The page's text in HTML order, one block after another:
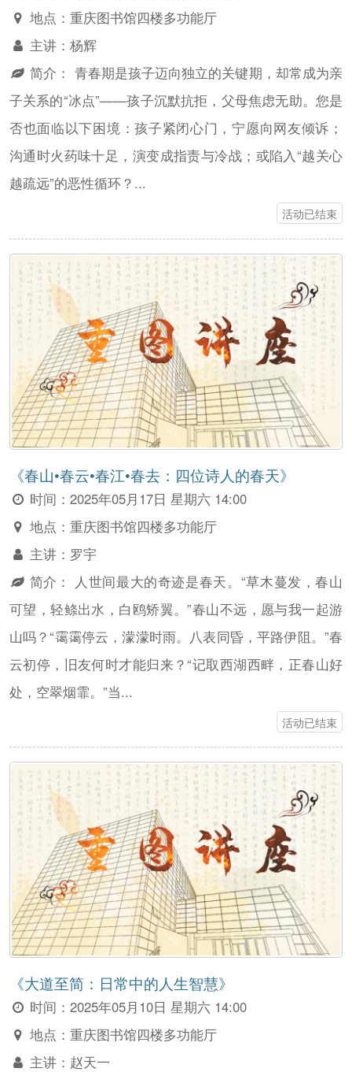
地点：重庆图书馆四楼多功能厅
主讲：杨辉
简介： 青春期是孩子迈向独立的关键期，却常成为亲
子关系的“冰点”——孩子沉默抗拒，父母焦虑无助。您是
否也面临以下困境：孩子紧闭心门，宁愿向网友倾诉；
沟通时火药味十足，演变成指责与冷战；或陷入“越关心
越疏远”的恶性循环？...
活动已结束
《春山•春云•春江•春去：四位诗人的春天》
时间：2025年05月17日 星期六 14:00
地点：重庆图书馆四楼多功能厅
主讲： 罗宇
简介：
人世间最大的奇迹是春天。“草木蔓发，春山
可望，轻鲦出水，白鸥矫翼。”春山不远，愿与我一起游
山吗？“霭霭停云，濛濛时雨。八表同昏，平路伊阻。”春
云初停，旧友何时才能归来？“记取西湖西畔，正春山好
处，空翠烟霏。”当...
活动已结束
《大道至简：日常中的人生智慧》
时间：2025年05月10日 星期六 14:00
地点：重庆图书馆四楼多功能厅
主讲： 赵天一